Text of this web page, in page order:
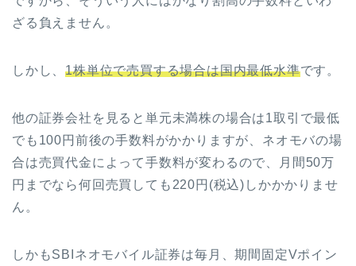
ざる負えません。
しかし、1株単位で売買する場合は国内最低水準です。
他の証券会社を見ると単元未満株の場合は1取引で最低
でも100円前後の手数料がかかりますが、ネオモバの場
合は売買代金によって手数料が変わるので、月間50万
円までなら何回売買しても220円(税込)しかかかりませ
ん。
しかもSBIネオモバイル証券は毎月、期間固定Vポイン